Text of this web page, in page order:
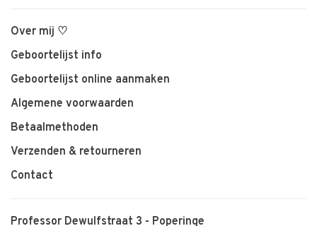
Over mij ♡
Geboortelijst info
Geboortelijst online aanmaken
Algemene voorwaarden
Betaalmethoden
Verzenden & retourneren
Contact
Professor Dewulfstraat 3 - Poperinge